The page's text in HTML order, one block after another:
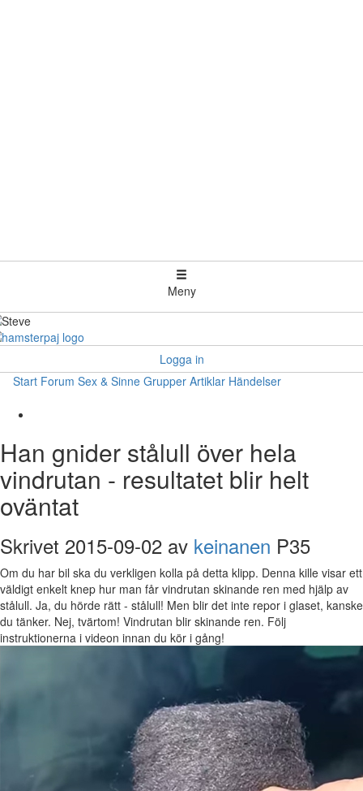
Meny
Logga in
Start Forum Sex & Sinne Grupper Artiklar Händelser
Han gnider stålull över hela
vindrutan - resultatet blir helt
oväntat
Skrivet 2015-09-02 av keinanen P35
Om du har bil ska du verkligen kolla på detta klipp. Denna kille visar ett
väldigt enkelt knep hur man får vindrutan skinande ren med hjälp av
stålull. Ja, du hörde rätt - stålull! Men blir det inte repor i glaset, kanske
du tänker. Nej, tvärtom! Vindrutan blir skinande ren. Följ
instruktionerna i videon innan du kör i gång!